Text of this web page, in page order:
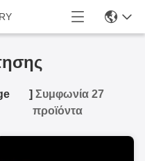
] Συμφωνία 27
προϊόντα